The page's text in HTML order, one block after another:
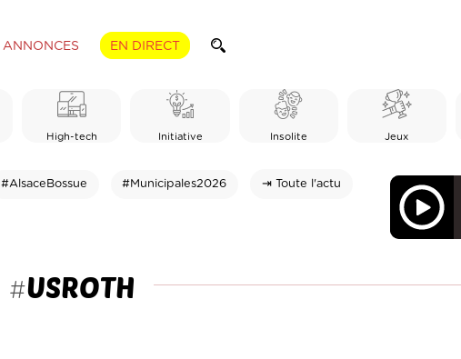
ANNONCES EN DIRECT
High-tech Initiative Insolite Jeux
#AlsaceBossue #Municipales2026 ⇥ Toute l'actu
#USROTH